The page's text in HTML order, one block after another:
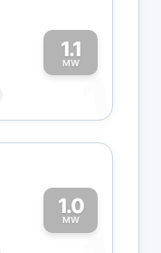
1.1
MW
1
1.0
MW